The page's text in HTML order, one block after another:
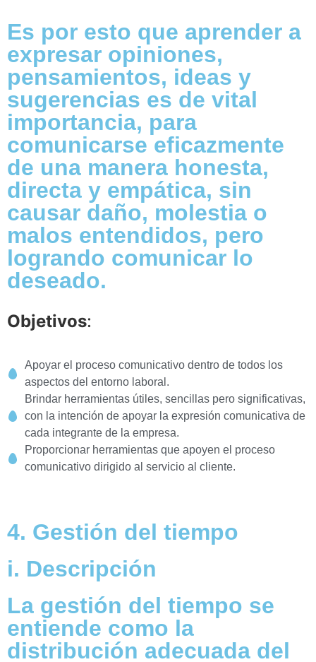
Es por esto que aprender a
expresar opiniones,
pensamientos, ideas y
sugerencias es de vital
importancia, para
comunicarse eficazmente
de una manera honesta,
directa y empática, sin
causar daño, molestia o
malos entendidos, pero
logrando comunicar lo
deseado.
Objetivos:
Apoyar el proceso comunicativo dentro de todos los
aspectos del entorno laboral.
Brindar herramientas útiles, sencillas pero significativas,
con la intención de apoyar la expresión comunicativa de
cada integrante de la empresa.
Proporcionar herramientas que apoyen el proceso
comunicativo dirigido al servicio al cliente.
4. Gestión del tiempo
i. Descripción
La gestión del tiempo se
entiende como la
distribución adecuada del